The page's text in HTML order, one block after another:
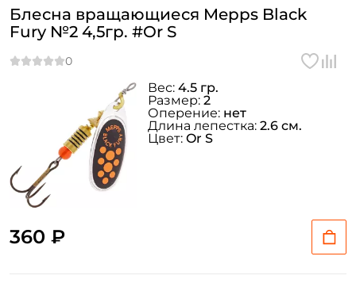
Блесна вращающиеся Mepps Black
Fury №2 4,5гр. #Or S
360 ₽
Вес: 4.5 гр.
Размер: 2
Оперение: нет
Длина лепестка: 2.6 см.
Цвет: Or S